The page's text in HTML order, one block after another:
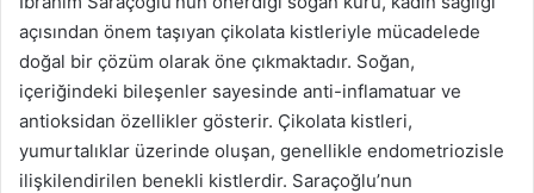
açısından önem taşıyan çikolata kistleriyle mücadelede
doğal bir çözüm olarak öne çıkmaktadır. Soğan,
içeriğindeki bileşenler sayesinde anti-inflamatuar ve
antioksidan özellikler gösterir. Çikolata kistleri,
yumurtalıklar üzerinde oluşan, genellikle endometriozisle
ilişkilendirilen benekli kistlerdir. Saraçoğlu’nun